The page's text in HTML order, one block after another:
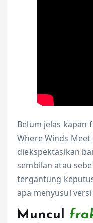
Belum jelas kapan
Where Winds
diekspektasikan
sembilan atau
tergantung
apa menyusul versi
Muncul